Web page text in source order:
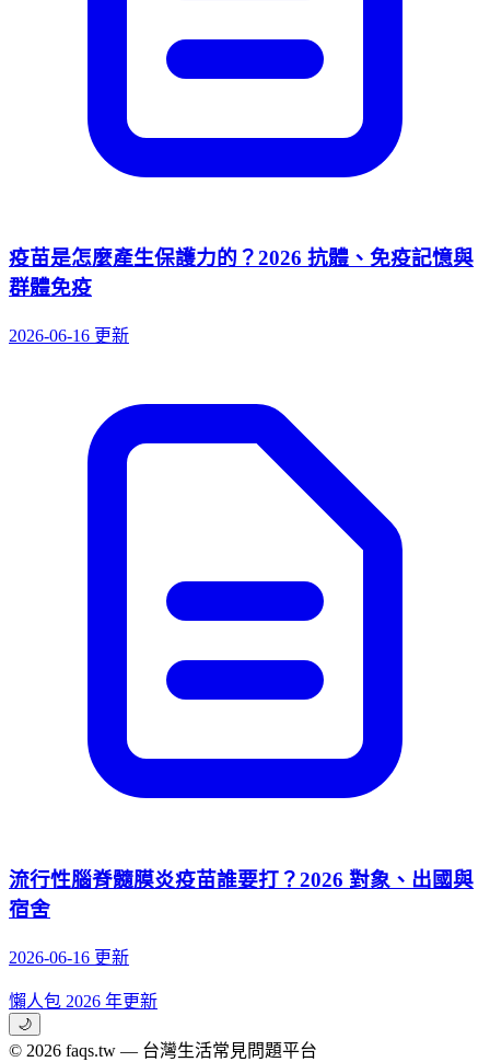
疫苗是怎麼產生保護力的？2026 抗體、免疫記憶與
群體免疫
2026-06-16 更新
流行性腦脊髓膜炎疫苗誰要打？2026 對象、出國與
宿舍
2026-06-16 更新
懶人包 2026 年更新
🌙
© 2026 faqs.tw — 台灣生活常見問題平台